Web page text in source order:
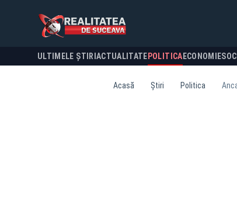
ULTIMELE ȘTIRI ACTUALITATE POLITICA ECONOMIE
Acasă Știri Politica